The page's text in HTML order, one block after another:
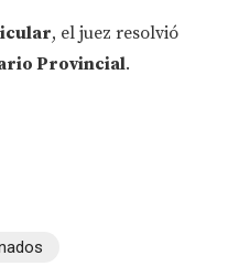
, el juez resolvió
Provincial.